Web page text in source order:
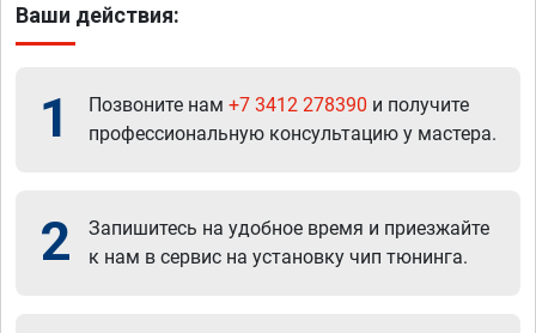
Ваши действия:
1 Позвоните нам +7 3412 278390 и получите
профессиональную консультацию у мастера.
2
Запишитесь на удобное время и приезжайте
к нам в сервис на установку чип тюнинга.